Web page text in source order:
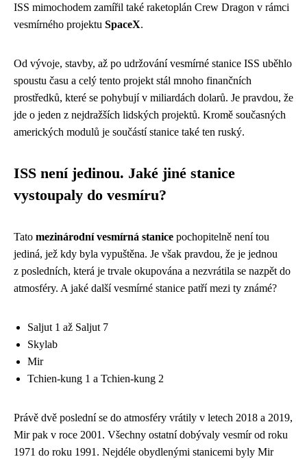
ISS mimochodem zamířil také raketoplán Crew Dragon v rámci
vesmírného projektu SpaceX.
Od vývoje, stavby, až po udržování vesmírné stanice ISS uběhlo
spoustu času a celý tento projekt stál mnoho finančních
prostředků, které se pohybují v miliardách dolarů. Je pravdou, že
jde o jeden z nejdražších lidských projektů. Kromě současných
amerických modulů je součástí stanice také ten ruský.
ISS není jedinou. Jaké jiné stanice
vystoupaly do vesmíru?
Tato mezinárodní vesmírná stanice pochopitelně není tou
jediná, jež kdy byla vypuštěna. Je však pravdou, že je jednou
z posledních, která je trvale okupována a nezvrátila se nazpět do
atmosféry. A jaké další vesmírné stanice patří mezi ty známé?
Saljut 1 až Saljut 7
Skylab
Mir
Tchien-kung 1 a Tchien-kung 2
Právě dvě poslední se do atmosféry vrátily v letech 2018 a 2019,
Mir pak v roce 2001. Všechny ostatní dobývaly vesmír od roku
1971 do roku 1991. Nejdéle obydlenými stanicemi byly Mir